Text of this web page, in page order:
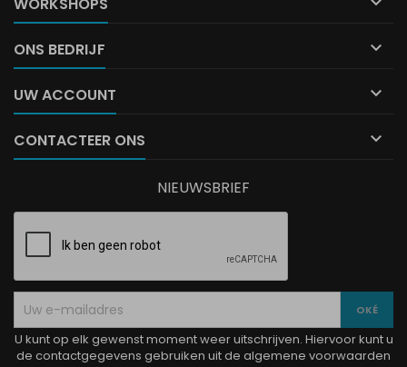
ONS BEDRIJF 
UW ACCOUNT 
CONTACTEER ONS 
NIEUWSBRIEF
U kunt op elk gewenst moment weer uitschrijven. Hiervoor kunt u
de contactgegevens gebruiken uit de algemene voorwaarden